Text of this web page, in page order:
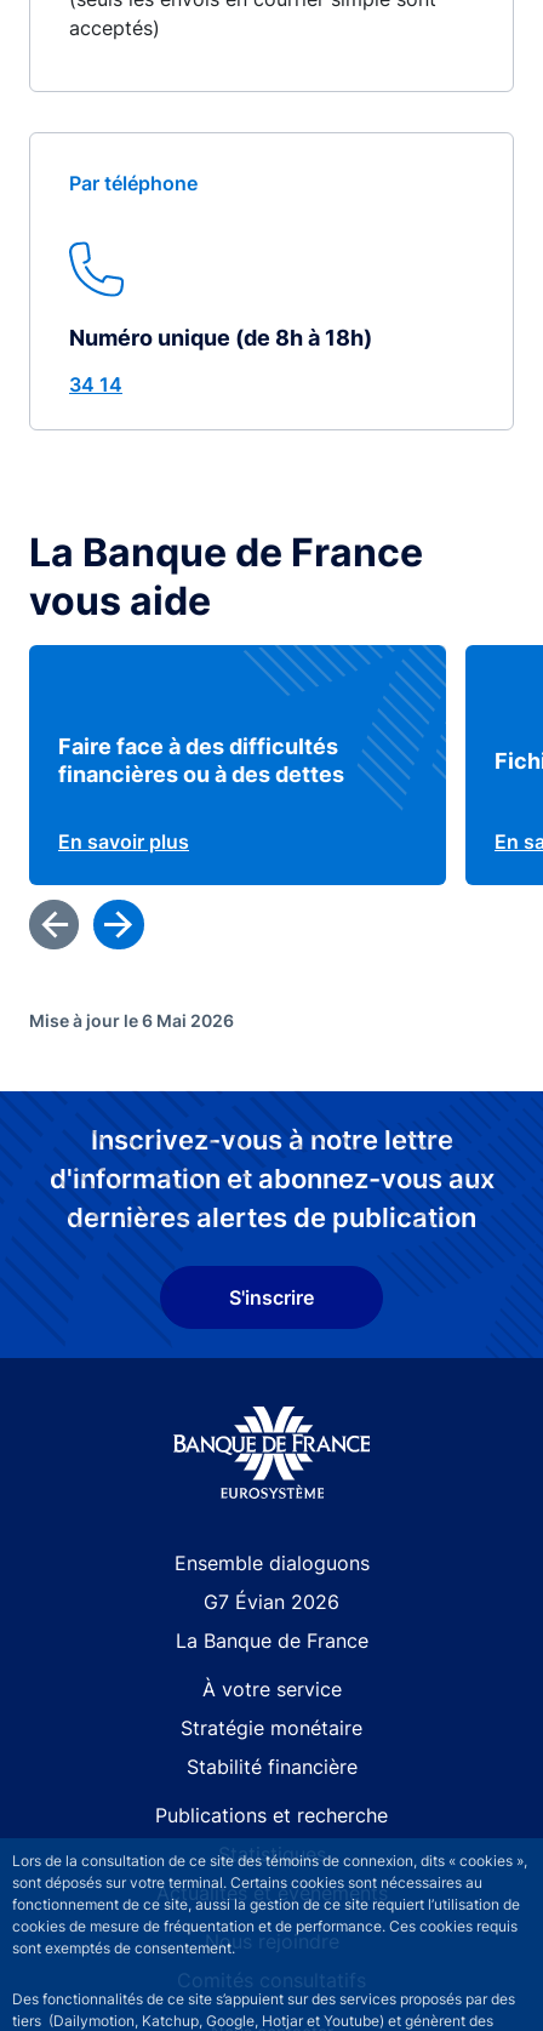
Lors de la consultation de ce site des témoins de connexion, dits « cookies »,
sont déposés sur votre terminal. Certains cookies sont nécessaires au
fonctionnement de ce site, aussi la gestion de ce site requiert l’utilisation de
cookies de mesure de fréquentation et de performance. Ces cookies requis
sont exemptés de consentement.
Des fonctionnalités de ce site s’appuient sur des services proposés par des
tiers (Dailymotion, Katchup, Google, Hotjar et Youtube) et génèrent des
acceptés)
Par téléphone
Numéro unique (de 8h à 18h)
34 14
La Banque de France
vous aide
Faire face à des difficultés
financières ou à des dettes
En savoir plus En
Mise à jour le 6 Mai 2026
Inscrivez-vous à notre lettre
d'information et abonnez-vous aux
dernières alertes de publication
S'inscrire
Ensemble dialoguons
G7 Évian 2026
La Banque de France
À votre service
Stratégie monétaire
Stabilité financière
Publications et recherche
Statistiques
Actualités et événements
Nous rejoindre
Comités consultatifs